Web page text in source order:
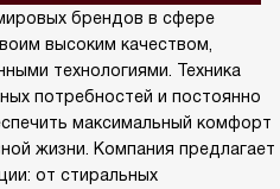
брендов в сфере
высоким качеством,
технологиями. Техника
потребностей и постоянно
максимальный комфорт
жизни. Компания предлагает
от стиральных